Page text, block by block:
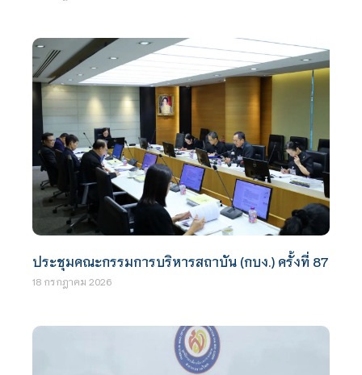
ประชุมคณะกรรมการบริหารสถาบัน (กบง.) ครั้งที่ 87
18 กรกฎาคม 2026